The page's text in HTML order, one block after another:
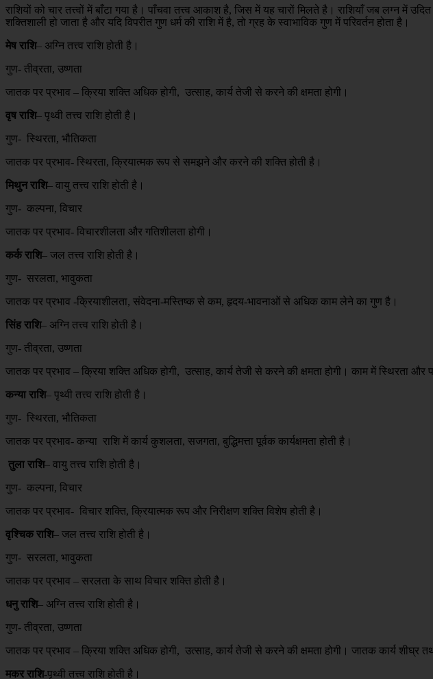
राशियों को चार तत्त्वों में बाँटा गया है। पाँचवा तत्त्व आकाश है, जिस में यह चारों मिलते है। राशियाँ जब लग्न में
शक्तिशाली हो जाता है और यदि विपरीत गुण धर्म की राशि में है, तो ग्रह के स्वाभाविक गुण में परिवर्तन होता है।
मेष राशि– अग्नि तत्त्व राशि होती है।
गुण- तीव्रता, उष्णता
जातक पर प्रभाव – क्रिया शक्ति अधिक होगी, उत्साह, कार्य तेजी से करने की क्षमता होगी।
वृष राशि– पृथ्वी तत्त्व राशि होती है।
गुण- स्थिरता, भौतिकता
जातक पर प्रभाव- स्थिरता, क्रियात्मक रूप से समझने और करने की शक्ति होती है।
मिथुन राशि– वायु तत्त्व राशि होती है।
गुण- कल्पना, विचार
जातक पर प्रभाव- विचारशीलता और गतिशीलता होगी।
कर्क राशि– जल तत्त्व राशि होती है।
गुण- सरलता, भावुकता
जातक पर प्रभाव -क्रियाशीलता, संवेदना-मस्तिष्क से कम, हृदय-भावनाओं से अधिक काम लेने का गुण है।
सिंह राशि– अग्नि तत्त्व राशि होती है।
गुण- तीव्रता, उष्णता
जातक पर प्रभाव – क्रिया शक्ति अधिक होगी, उत्साह, कार्य तेजी से करने की क्षमता होगी। काम में स्थिरता और
कन्या राशि– पृथ्वी तत्त्व राशि होती है।
गुण- स्थिरता, भौतिकता
जातक पर प्रभाव- कन्या राशि में कार्य कुशलता, सजगता, बुद्धिमत्ता पूर्वक कार्यक्षमता होती है।
तुला राशि– वायु तत्त्व राशि होती है।
गुण- कल्पना, विचार
जातक पर प्रभाव- विचार शक्ति, क्रियात्मक रूप और निरीक्षण शक्ति विशेष होती है।
वृश्चिक राशि– जल तत्त्व राशि होती है।
गुण- सरलता, भावुकता
जातक पर प्रभाव – सरलता के साथ विचार शक्ति होती है।
धनु राशि– अग्नि तत्त्व राशि होती है।
गुण- तीव्रता, उष्णता
जातक पर प्रभाव – क्रिया शक्ति अधिक होगी, उत्साह, कार्य तेजी से करने की क्षमता होगी। जातक कार्य
मकर राशि-पृथ्वी तत्त्व राशि होती है।